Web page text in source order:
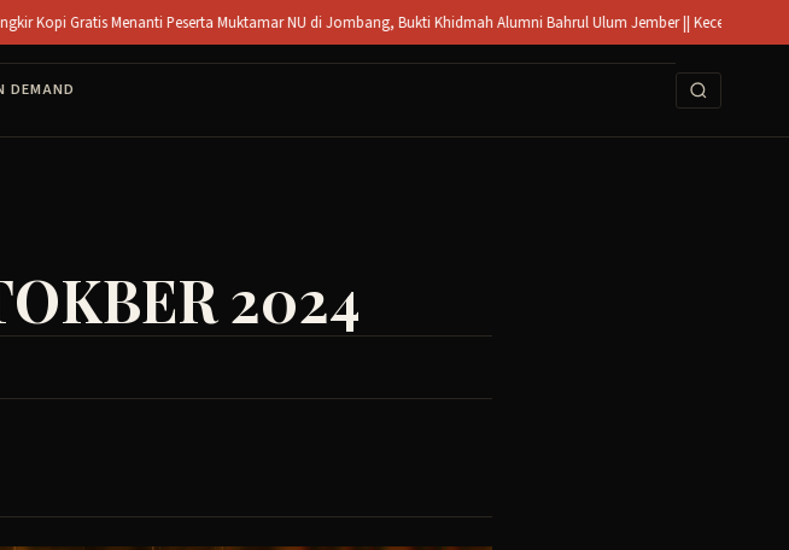
Menanti Peserta Muktamar NU di Jombang, Bukti Khidmah Alumni Bahrul Ulum Jember || Kecelakaan di
DEMAND
2024